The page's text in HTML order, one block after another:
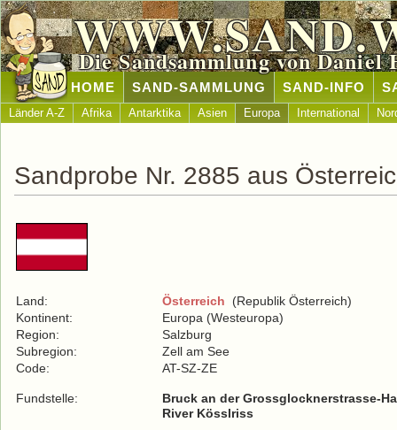
Die Sandsammlung von Daniel
HOME SAND-SAMMLUNG SAND-INFO
Länder A-Z Afrika Antarktika Asien Europa International
Sandprobe Nr. 2885 aus
Land: Österreich (Republik Österreich)
Kontinent:
Europa (Westeuropa)
Region:
Salzburg
Subregion:
Zell am See
Code:
AT-SZ-ZE
Fundstelle:
Bruck an der Grossglocknerstrasse-
River Kösslriss